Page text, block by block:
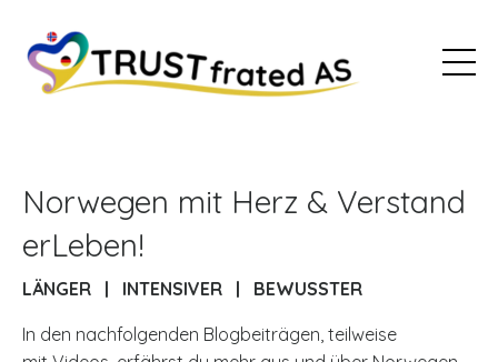
Norwegen mit Herz & Verstand
erLeben!
LÄNGER | INTENSIVER | BEWUSSTER
In den nachfolgenden Blogbeiträgen, teilweise